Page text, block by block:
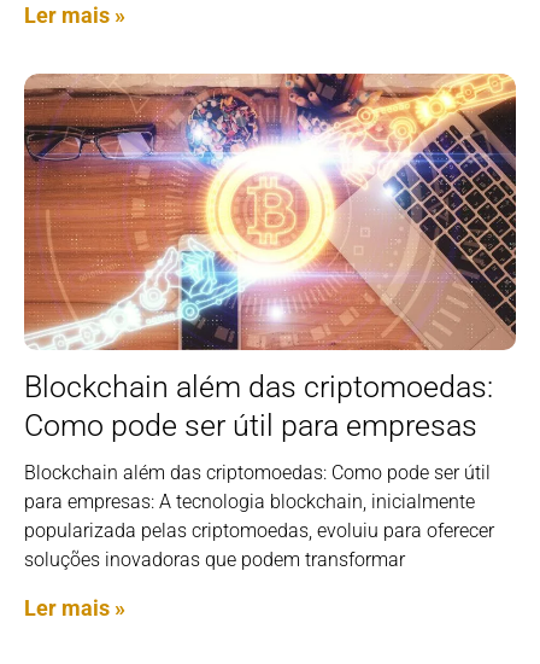
Ler mais »
Blockchain além das criptomoedas:
Como pode ser útil para empresas
Blockchain além das criptomoedas: Como pode ser útil
para empresas: A tecnologia blockchain, inicialmente
popularizada pelas criptomoedas, evoluiu para oferecer
soluções inovadoras que podem transformar
Ler mais »